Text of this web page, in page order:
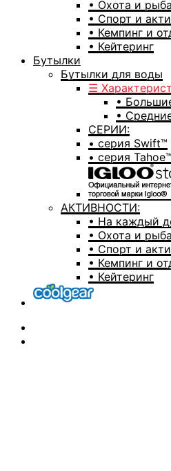
• Охота и
• Спорт и
• Кемпинг и
• Кейтеринг
Бутылки
Бутылки для воды
☰
•
•
СЕРИИ:
• серия Swift™
• серия Tahoe™
АКТИВНОСТИ:
• На каждый
• Охота и
• Спорт и
• Кемпинг и
• Кейтеринг